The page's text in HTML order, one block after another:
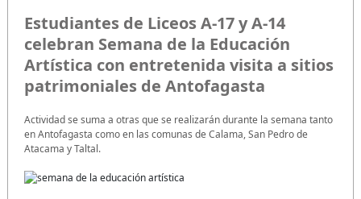
Estudiantes de Liceos A-17 y A-14
celebran Semana de la Educación
Artística con entretenida visita a sitios
patrimoniales de Antofagasta
Actividad se suma a otras que se realizarán durante la semana tanto
en Antofagasta como en las comunas de Calama, San Pedro de
Atacama y Taltal.